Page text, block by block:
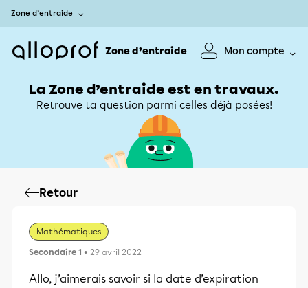
Zone d’entraide
Zone d’entraide Mon compte
La Zone d’entraide est en travaux.
Retrouve ta question parmi celles déjà posées!
Retour
Mathématiques
Secondaire 1 • 29 avril 2022
Allo, j’aimerais savoir si la date d’expiration